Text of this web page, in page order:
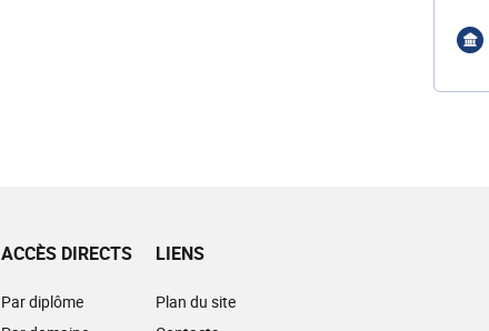
ACCÈS DIRECTS
Par diplôme
LIENS
Plan du site